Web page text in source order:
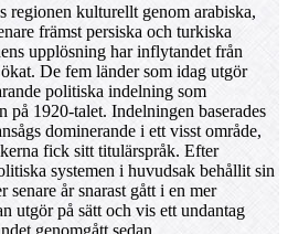
regionen kulturellt genom arabiska,
främst persiska och turkiska
upplösning har inflytandet från
De fem länder som idag utgör
politiska indelning som
1920-talet. Indelningen baserades
dominerande i ett visst område,
fick sitt titulärspråk. Efter
systemen i huvudsak behållit sin
år snarast gått i en mer
utgör på sätt och vis ett undantag
genomgått sedan